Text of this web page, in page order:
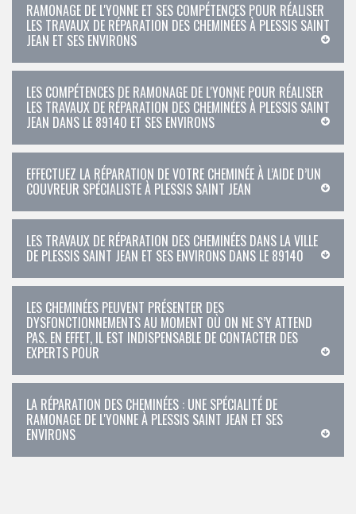
RAMONAGE DE L'YONNE ET SES COMPÉTENCES POUR RÉALISER
LES TRAVAUX DE RÉPARATION DES CHEMINÉES À PLESSIS SAINT
JEAN ET SES ENVIRONS
LES COMPÉTENCES DE RAMONAGE DE L'YONNE POUR RÉALISER
LES TRAVAUX DE RÉPARATION DES CHEMINÉES À PLESSIS SAINT
JEAN DANS LE 89140 ET SES ENVIRONS
EFFECTUEZ LA RÉPARATION DE VOTRE CHEMINÉE À L’AIDE D’UN
COUVREUR SPÉCIALISTE À PLESSIS SAINT JEAN
LES TRAVAUX DE RÉPARATION DES CHEMINÉES DANS LA VILLE
DE PLESSIS SAINT JEAN ET SES ENVIRONS DANS LE 89140
LES CHEMINÉES PEUVENT PRÉSENTER DES
DYSFONCTIONNEMENTS AU MOMENT OÙ ON NE S’Y ATTEND
PAS. EN EFFET, IL EST INDISPENSABLE DE CONTACTER DES
EXPERTS POUR
LA RÉPARATION DES CHEMINÉES : UNE SPÉCIALITÉ DE
RAMONAGE DE L'YONNE À PLESSIS SAINT JEAN ET SES
ENVIRONS